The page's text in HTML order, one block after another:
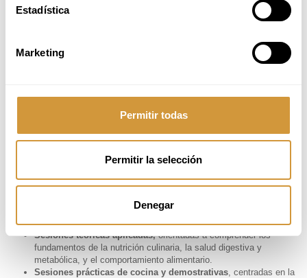
Estadística
Marketing
Permitir todas
Permitir la selección
Denegar
Turismo de salud y gastronomía saludable
Industria alimentaria: I+D, innovación y desarrollo de
Formación, investigación y ámbito académico
METODOLOGÍA
El curso se desarrolla bajo un enfoque learning by doing
resolución de retos, casos aplicados y el desarrollo de propuestas
Se combinan distintos tipos de sesiones:
Sesiones teóricas aplicadas,orientadas a comprender los
fundamentos de la nutrición culinaria, la salud digestiva y
metabólica, y el comportamiento alimentario.
Sesiones prácticas de cocina y demostrativas , centradas en la